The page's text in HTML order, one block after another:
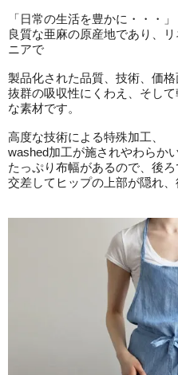
「日常の生活を豊かに・・・」
良質な亜麻の原産地であり、
ニアで
製品化された品質、技術、価
抜群の吸収性にくわえ、そし
な素材です。
高度な技術による特殊加工、
washed加工が施されやわらか
たっぷり布幅があるので、後ろ
交差してヒップの上部が隠れ